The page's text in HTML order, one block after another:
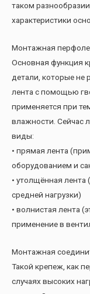
таком
характеристики
Монтажная
Основная функция
детали, которые не
лента с помощью
применяется при
влажности. Сейчас
виды:
• прямая лента
оборудованием и
• утолщённая
средней нагрузки)
• волнистая лента
применение в
Монтажная
Такой крепеж, как
случаях высоких